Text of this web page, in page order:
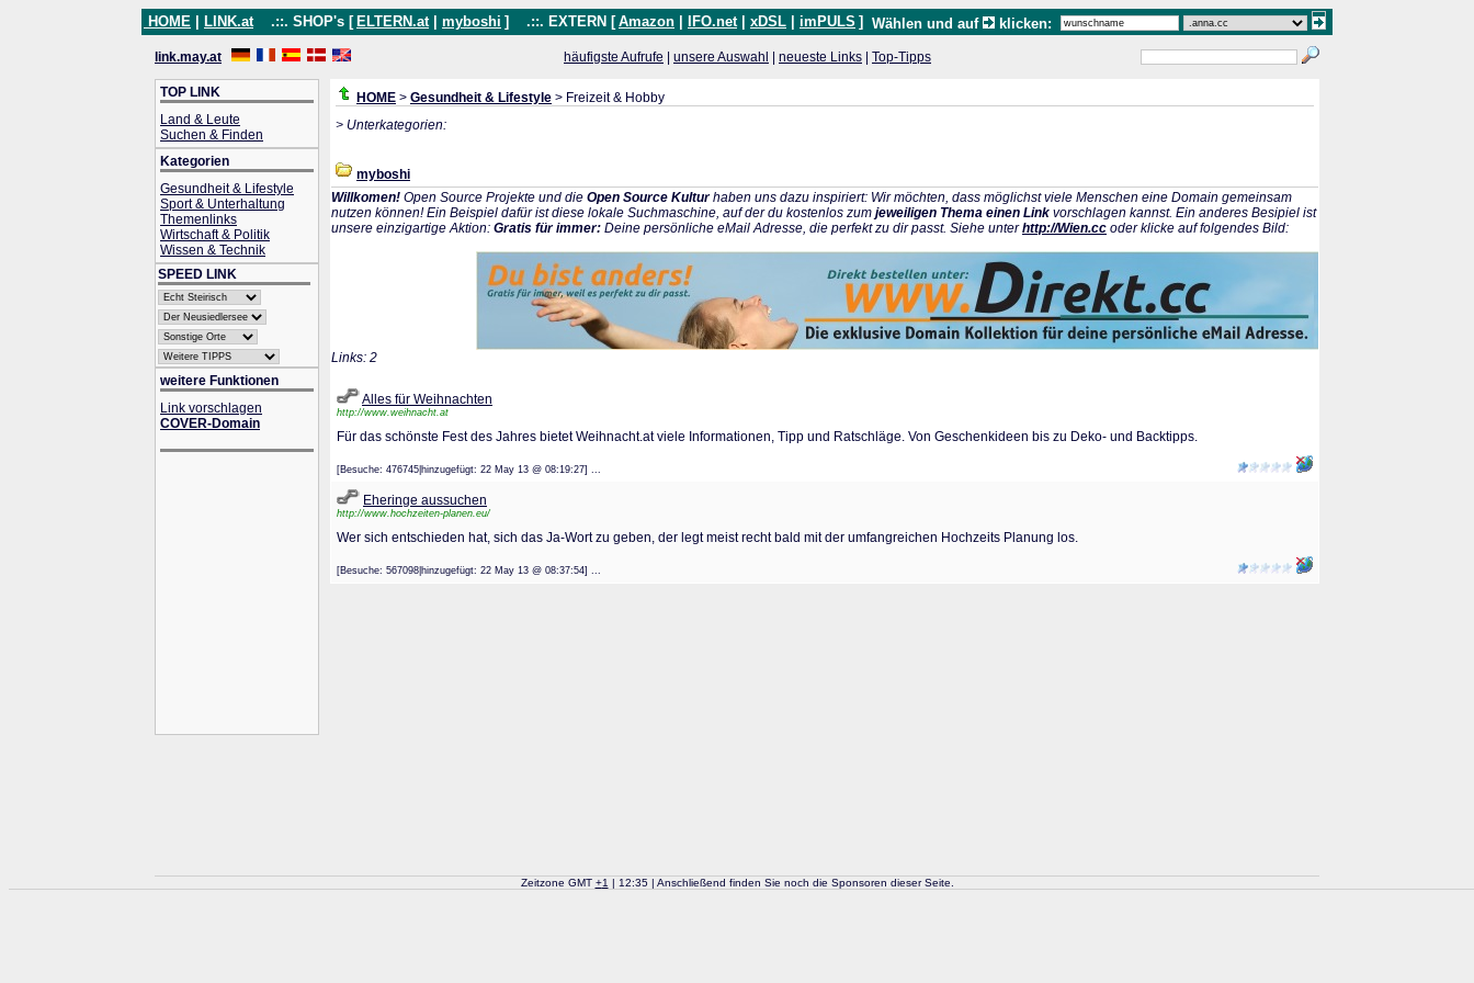
HOME LINK.at .::. SHOP's [ ELTERN.at myboshi ] .::. EXTERN [ Amazon IFO.net xDSL imPULS ] Wählen und auf klicken:
link.may.at häufigste Aufrufe unsere Auswahl neueste Links Top-Tipps
TOP LINK
Land & Leute
Suchen & Finden
Kategorien
Gesundheit & Lifestyle
Sport & Unterhaltung
Themenlinks
Wirtschaft & Politik
Wissen & Technik
SPEED LINK
weitere Funktionen
Link vorschlagen
COVER-Domain
HOME > Gesundheit & Lifestyle > Freizeit & Hobby
> Unterkategorien:
myboshi
Willkomen! Open Source Projekte und die Open Source Kulturhaben uns dazu inspiriert: Wir möchten, dass möglichst viele Menschen eine Domain gemeinsam
nutzen können! Ein Beispiel dafür ist diese lokale Suchmaschine, auf der du kostenlos zum jeweiligen Thema einen Link vorschlagen kannst. Ein anderes Besipiel ist
unsere einzigartige Aktion: Gratis für immer: Deine persönliche eMail Adresse, die perfekt zu dir passt. Siehe unterhttp://Wien.cc oder klicke auf folgendes Bild:
Links: 2
Alles für Weihnachten
http://www.weihnacht.at
Für das schönste Fest des Jahres bietet Weihnacht.at viele Informationen, Tipp und Ratschläge. Von Geschenkideen bis zu Deko- und Backtipps.
[Besuche: 476745|hinzugefügt: 22 May 13 @ 08:19:27] ...
Eheringe aussuchen
http://www.hochzeiten-planen.eu/
Wer sich entschieden hat, sich das Ja-Wort zu geben, der legt meist recht bald mit der umfangreichen Hochzeits Planung los.
[Besuche: 567098|hinzugefügt: 22 May 13 @ 08:37:54] ...
Zeitzone GMT +1 | 12:35 | Anschließend finden Sie noch die Sponsoren dieser Seite.